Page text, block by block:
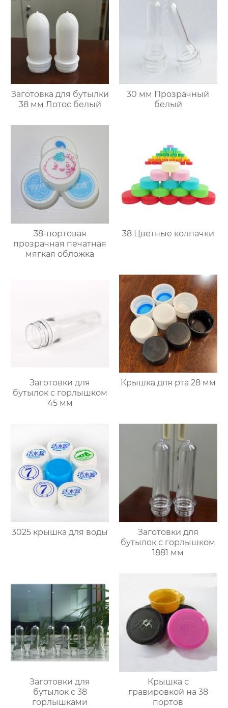
Заготовка для бутылки
38 мм Лотос белый
30 мм Прозрачный
белый
38-портовая
прозрачная печатная
мягкая обложка
38 Цветные колпачки
Заготовки для
бутылок с горлышком
45 мм
Крышка для рта 28 мм
3025 крышка для воды
Заготовки для
бутылок с горлышком
1881 мм
Заготовки для
бутылок с 38
горлышками
Крышка с
гравировкой на 38
портов